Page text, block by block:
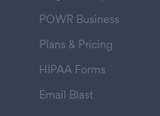
POWR Business
Plans & Pricing
HIPAA Forms
Email Blast